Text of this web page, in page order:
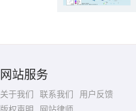
网站服务
关于我们 联系我们
用户反馈